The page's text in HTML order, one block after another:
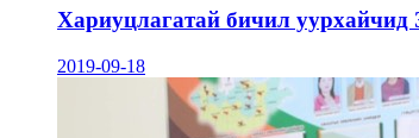
Хариуцлагатай бичил уурхайчид
2019-09-18